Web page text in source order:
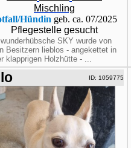
Mischling
Hündin geb. ca. 07/2025
Pflegestelle gesucht
wunderhübsche SKY wurde von
Besitzern lieblos - angekettet in
klapprigen Holzhütte - ...
ID: 1059775